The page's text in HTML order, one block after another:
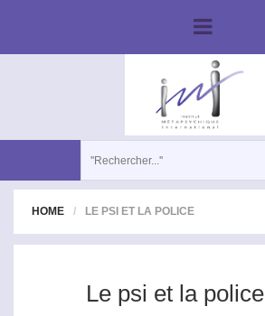
HOME LE PSI ET LA POLICE
Le psi et la police